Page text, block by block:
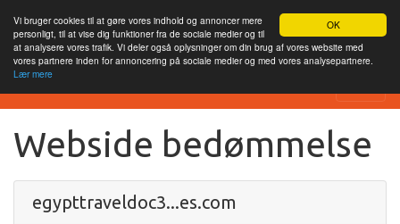
OK
Vi bruger cookies til at gøre vores indhold og annoncer mere
personligt, til at vise dig funktioner fra de sociale medier og til
at analysere vores trafik. Vi deler også oplysninger om din brug af vores website med
vores partnere inden for annoncering på sociale medier og med vores analysepartnere.
Lær mere
SEO Analytics
Webside bedømmelse
egypttraveldoc3...es.com